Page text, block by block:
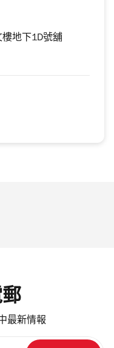
地下1D號舖
最新情報